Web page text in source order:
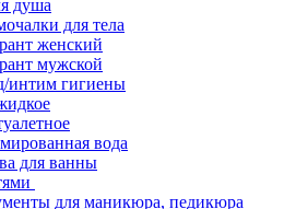
душа
для тела
женский
мужской
интим гигиены
вода
для ванны
для маникюра, педикюра